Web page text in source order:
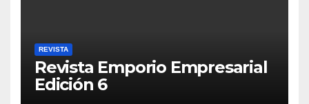
REVISTA
Revista Emporio Empresarial
Edición 6